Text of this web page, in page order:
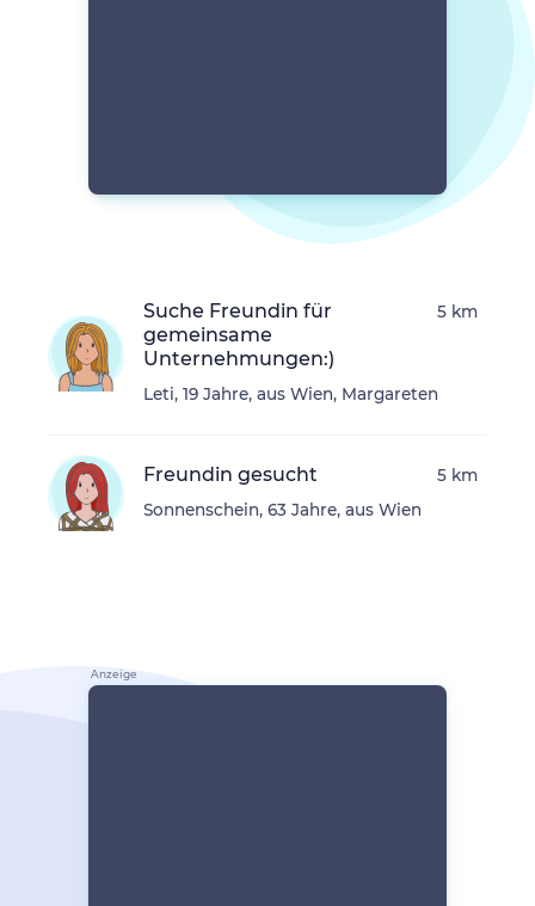
Suche Freundin für
gemeinsame
Unternehmungen:)
Leti, 19 Jahre, aus Wien, Margareten
5 km
Freundin gesucht
Sonnenschein, 63 Jahre, aus Wien
5 km